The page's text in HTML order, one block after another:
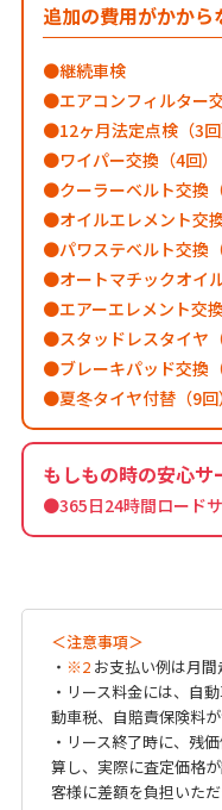
追加の費用がかか
継続車検
エアコンフィルター
12ヶ月法定点検（3回
ワイパー交換（4回）
クーラーベルト交換（
オイルエレメント交
パワステベルト交換（
オートマチックオイ
エアーエレメント交換
スタッドレスタイヤ
ブレーキパッド交換（
夏冬タイヤ付替（9回
もしもの時の安心サ
●365日24時間ロードサ
＜注意事項＞
・ ※2お支払い例は月間
・リース料金には、自
動車税、自賠責保険料が
・リース終了時に、残
算し、実際に査定価格
客様に差額を負担いただ